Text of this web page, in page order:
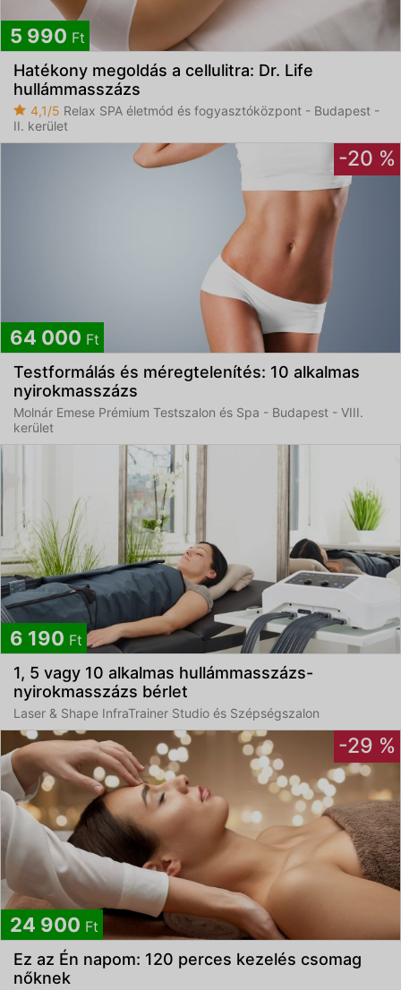
Feliratkozom
Elfogadom azÁSZF-et és azAdatvédelmi
5 990 Ft
Hatékony megoldás a cellulitra: Dr. Life
hullámmasszázs
4,1/5 Relax SPA életmód és fogyasztóközpont - Budapest -
II. kerület
-20 %
64 000 Ft
Testformálás és méregtelenítés: 10 alkalmas
nyirokmasszázs
Molnár Emese Prémium Testszalon és Spa - Budapest - VIII.
kerület
6 190 Ft
1, 5 vagy 10 alkalmas hullámmasszázs-
nyirokmasszázs bérlet
Laser & Shape InfraTrainer Studio és Szépségszalon
-29 %
24 900 Ft
Ez az Én napom: 120 perces kezelés csomag
nőknek